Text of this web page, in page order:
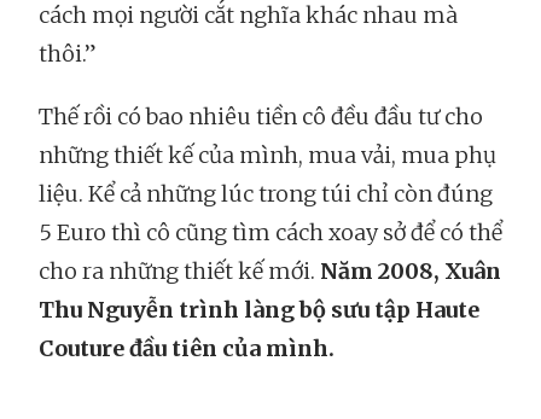
cách mọi người cắt nghĩa khác nhau mà
thôi.”
Thế rồi có bao nhiêu tiền cô đều đầu tư cho
những thiết kế của mình, mua vải, mua phụ
liệu. Kể cả những lúc trong túi chỉ còn đúng
5 Euro thì cô cũng tìm cách xoay sở để có thể
cho ra những thiết kế mới. Năm 2008, Xuân
Thu Nguyễn trình làng bộ sưu tập Haute
Couture đầu tiên của mình.